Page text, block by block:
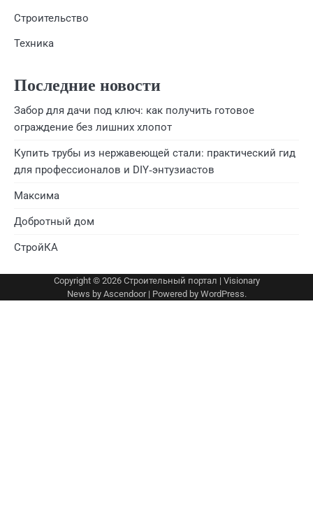
Строительство
Техника
Последние новости
Забор для дачи под ключ: как получить готовое
ограждение без лишних хлопот
Купить трубы из нержавеющей стали: практический гид
для профессионалов и DIY‑энтузиастов
Максима
Добротный дом
СтройКА
Copyright © 2026 Строительный портал | Visionary
News by Ascendoor| Powered by WordPress.